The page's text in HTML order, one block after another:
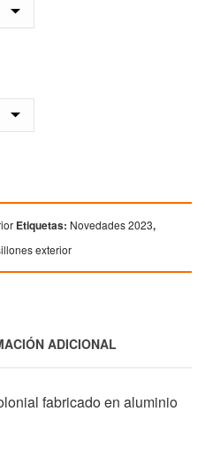
Etiquetas: Novedades 2023,
exterior
ADICIONAL
fabricado en aluminio